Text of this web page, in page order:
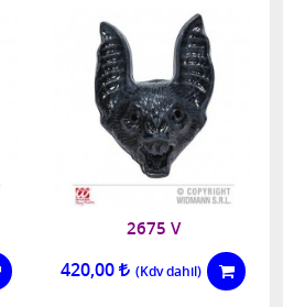
2675 V
420,00